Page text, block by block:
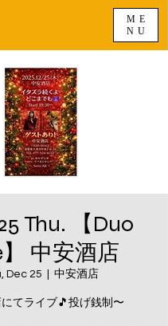
ME
NU
Thu. 【Duo
中安酒店
Dec 25 中安酒店
てライブ🎵投げ銭制〜